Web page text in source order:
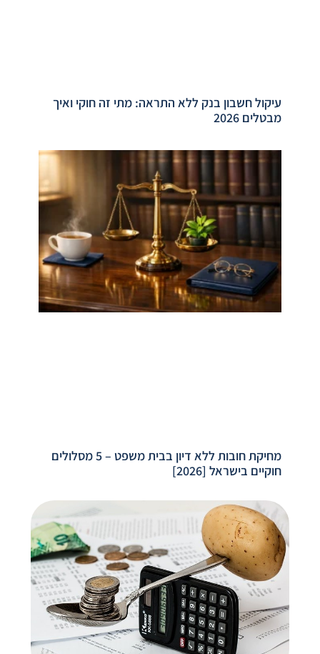
עיקול חשבון בנק ללא התראה: מתי זה חוקי ואיך
מבטלים 2026
מחיקת חובות ללא דיון בבית משפט – 5 מסלולים
חוקיים בישראל [2026]